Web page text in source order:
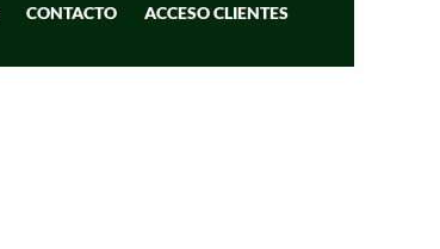
CONTACTO ACCESO CLIENTES